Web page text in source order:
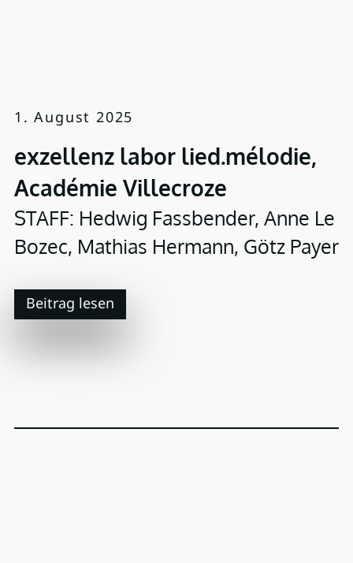
1. August 2025
exzellenz labor lied.mélodie,
Académie Villecroze
STAFF: Hedwig Fassbender, Anne Le
Bozec, Mathias Hermann, Götz Payer
Beitrag lesen